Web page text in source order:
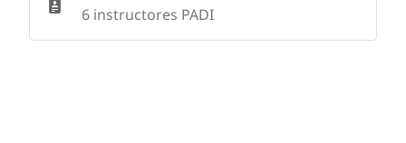
6 instructores PADI